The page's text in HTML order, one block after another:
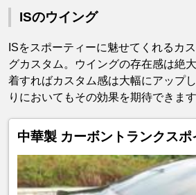
ISのウイング
ISをスポーティーに魅せてくれるカ
グカスタム。ウイングの存在感は絶
着すればカスタム感は大幅にアップ
りにおいてもその効果を期待できます
中華製 カーボントランクスポ